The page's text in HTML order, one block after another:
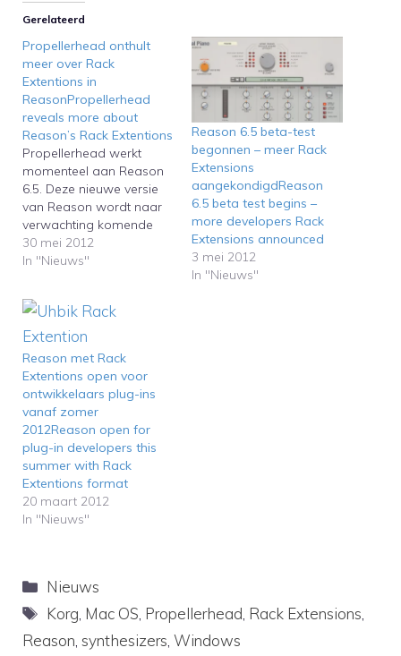
Gerelateerd
Propellerhead onthult
meer over Rack
Extentions in
ReasonPropellerhead
reveals more about
Reason’s Rack Extentions
Propellerhead werkt
momenteel aan Reason
6.5. Deze nieuwe versie
van Reason wordt naar
verwachting komende
zomer uitgebracht, en
krijgt met Rack Extentions
formaat. Dit is groot
nieuws voor Reason-
gebruikers en gelukkig
in-formaat aardig
opgepakt door de
externe ontwikkelaars,
waaronder Rob Papen,
Sonic Charge, Korg,
Gforce,…
30 mei 2012
In "Nieuws"
Reason 6.5 beta-test
begonnen – meer Rack
Extensions
aangekondigdReason
6.5 beta test begins –
more developers Rack
Extensions announced
3 mei 2012
In "Nieuws"
Reason met Rack
Extentions open voor
ontwikkelaars plug-ins
vanaf zomer
2012Reason open for
plug-in developers this
summer with Rack
Extentions format
20 maart 2012
In "Nieuws"
Categorieën
Nieuws
Tags
Korg Mac OS Propellerhead Rack Extensions
Reason synthesizers Windows